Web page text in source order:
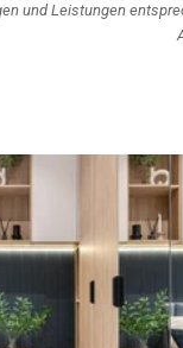
und Leistungen